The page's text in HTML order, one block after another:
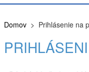
Domov> Prihlásenie na